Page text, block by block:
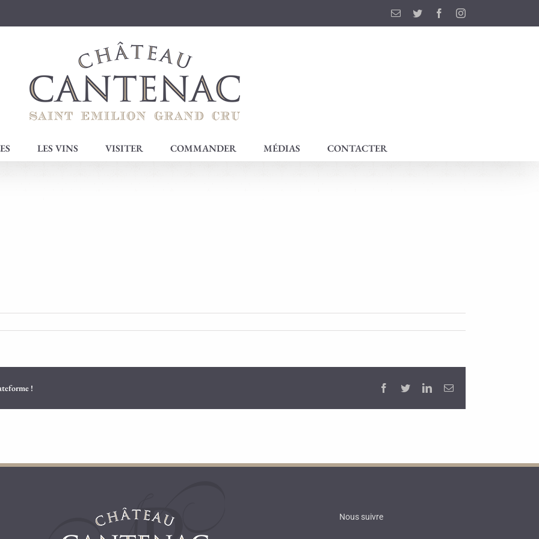
EmailTwitter FacebookInstagram
LES VINS VISITER COMMANDER MÉDIAS CONTACTER
! Facebook
TwitterLinkedInEmail
Nous suivre